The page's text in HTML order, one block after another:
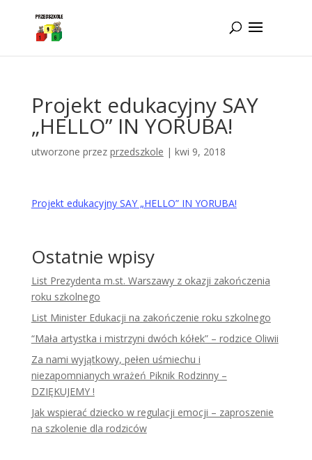
Projekt edukacyjny SAY
„HELLO” IN YORUBA!
utworzone przez przedszkole | kwi 9, 2018
Projekt edukacyjny SAY „HELLO” IN YORUBA!
Ostatnie wpisy
List Prezydenta m.st. Warszawy z okazji zakończenia
roku szkolnego
List Minister Edukacji na zakończenie roku szkolnego
“Mała artystka i mistrzyni dwóch kółek” – rodzice Oliwii
Za nami wyjątkowy, pełen uśmiechu i
niezapomnianych wrażeń Piknik Rodzinny –
DZIĘKUJEMY !
Jak wspierać dziecko w regulacji emocji – zaproszenie
na szkolenie dla rodziców